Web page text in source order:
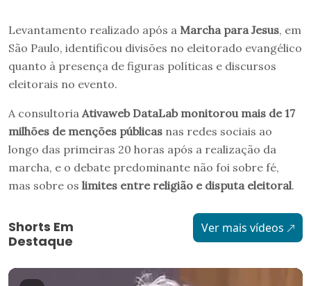
Levantamento realizado após a Marcha para Jesus, em
São Paulo, identificou divisões no eleitorado evangélico
quanto à presença de figuras políticas e discursos
eleitorais no evento.
A consultoria Ativaweb DataLab monitorou mais de 17
milhões de menções públicas nas redes sociais ao
longo das primeiras 20 horas após a realização da
marcha, e o debate predominante não foi sobre fé,
mas sobre os limites entre religião e disputa eleitoral.
Shorts Em
Destaque
Ver mais vídeos